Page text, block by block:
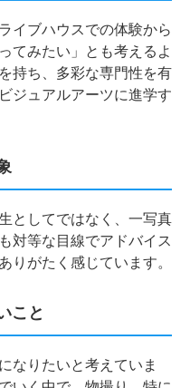
イブハウスでの体験から
てみたい」とも考えるよ
持ち、多彩な専門性を有
ジュアルアーツに進学す
としてではなく、一写真
対等な目線でアドバイス
りがたく感じています。
こと
なりたいと考えていま